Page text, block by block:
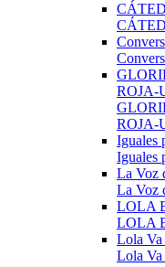
ROJA-
ROJA-
Iguales
Iguales
La Voz
La Voz
LOLA
LOLA
Lola
Lola